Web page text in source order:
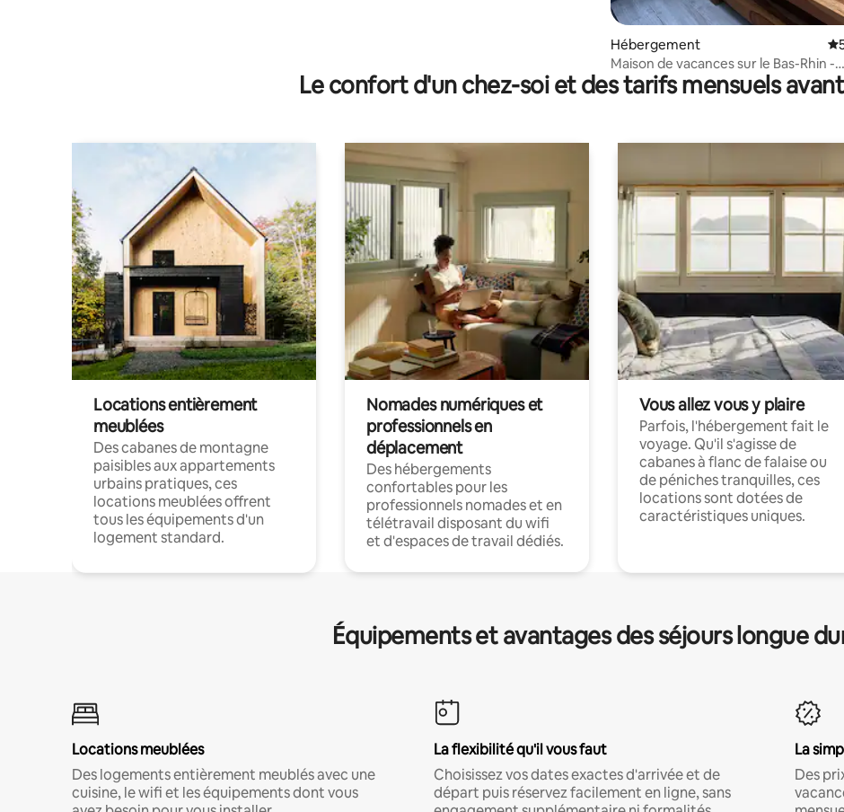
Hébergement
Maison de vacances sur le Bas-Rhin -
sauna, billard et jardin
Le confort d'un chez-soi et des tarifs mensuels
Locations entièrement
meublées
Des cabanes de montagne
paisibles aux appartements
urbains pratiques, ces
locations meublées offrent
tous les équipements d'un
logement standard.
Nomades numériques et
professionnels en
déplacement
Des hébergements
confortables pour les
professionnels nomades et en
télétravail disposant du wifi
et d'espaces de travail dédiés.
Vous allez vous y plaire
Parfois, l'hébergement fait le
voyage. Qu'il s'agisse de
cabanes à flanc de falaise ou
de péniches tranquilles, ces
locations sont dotées de
caractéristiques uniques.
Équipements et avantages des séjours longue
Locations meublées
Des logements entièrement meublés avec une
cuisine, le wifi et les équipements dont vous
La flexibilité qu'il vous faut
Choisissez vos dates exactes d'arrivée et de
départ puis réservez facilement en ligne, sans
La
Des